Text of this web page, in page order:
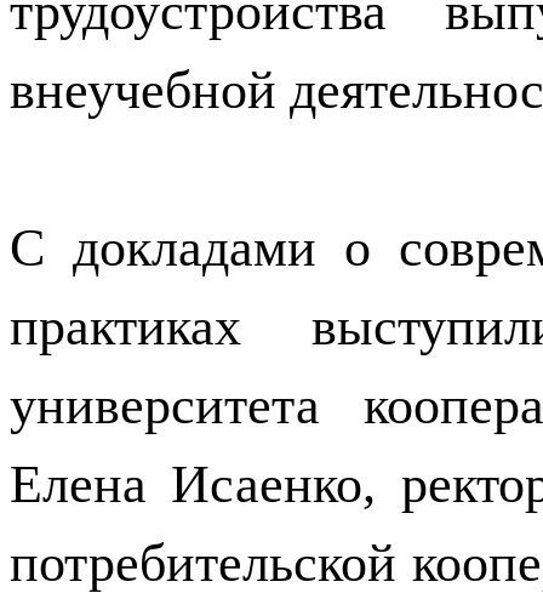
внеучебной
С докладами о
практиках
университета
Елена Исаенко,
потребительской